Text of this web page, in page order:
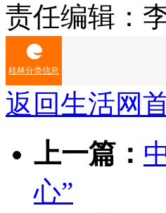
责任编辑：
桂林分类信息
返回生活网
上一篇：
心”